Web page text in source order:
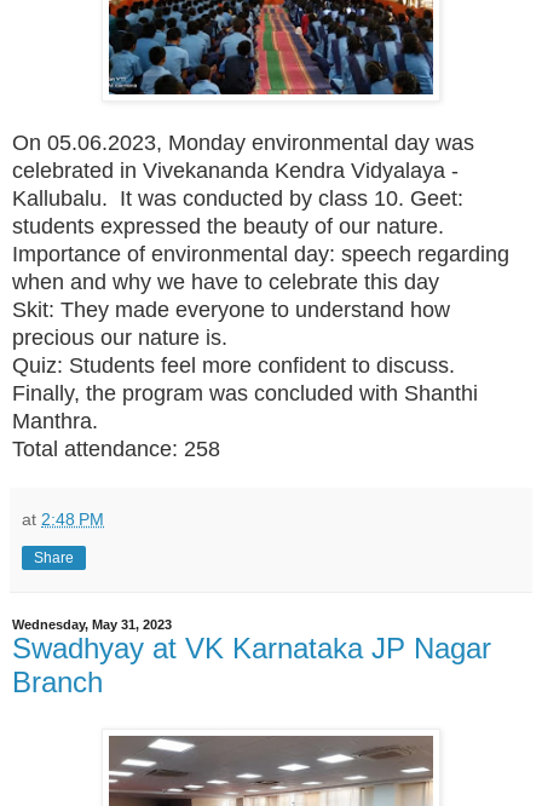
On 05.06.2023, Monday environmental day was
celebrated in Vivekananda Kendra Vidyalaya -
Kallubalu. It was conducted by class 10. Geet:
students expressed the beauty of our nature.
Importance of environmental day: speech regarding
when and why we have to celebrate this day
Skit: They made everyone to understand how
precious our nature is.
Quiz: Students feel more confident to discuss.
Finally, the program was concluded with Shanthi
Manthra.
Total attendance: 258
at 2:48 PM
Share
Wednesday, May 31, 2023
Swadhyay at VK Karnataka JP Nagar
Branch